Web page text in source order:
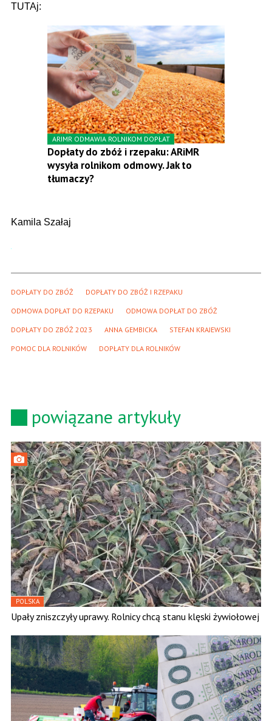
TUTAj:
ARIMR ODMAWIA ROLNIKOM DOPŁAT
Dopłaty do zbóż i rzepaku: ARiMR
wysyła rolnikom odmowy. Jak to
tłumaczy?
Kamila Szałaj
DOPŁATY DO ZBÓŻ DOPŁATY DO ZBÓŻ I RZEPAKU
ODMOWA DOPŁAT DO RZEPAKU ODMOWA DOPŁAT DO ZBÓŻ
DOPŁATY DO ZBÓŻ 2023 ANNA GEMBICKA STEFAN KRAJEWSKI
POMOC DLA ROLNIKÓW DOPŁATY DLA ROLNIKÓW
powiązane artykuły
POLSKA
Upały zniszczyły uprawy. Rolnicy chcą stanu klęski żywiołowej